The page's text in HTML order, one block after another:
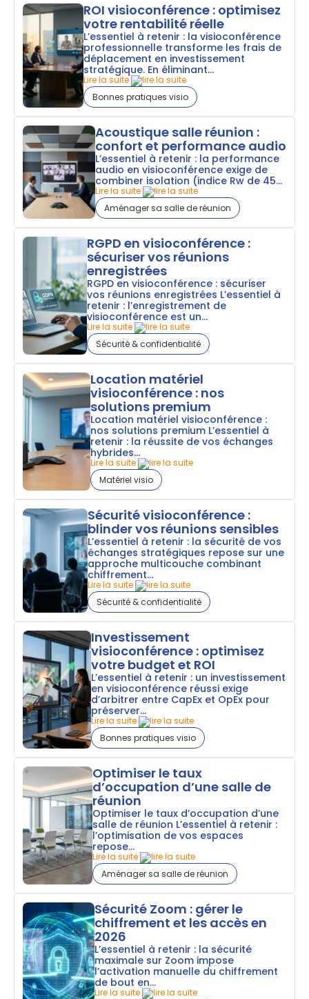
ROI visioconférence : optimisez
votre rentabilité réelle
L’essentiel à retenir : la visioconférence
professionnelle transforme les frais de
déplacement en investissement
stratégique. En éliminant...
Lire la suite
Bonnes pratiques visio
Acoustique salle réunion :
confort et performance audio
L’essentiel à retenir : la performance
audio en visioconférence exige de
combiner isolation (indice Rw de 45...
Lire la suite
Aménager sa salle de réunion
RGPD en visioconférence :
sécuriser vos réunions
enregistrées
RGPD en visioconférence : sécuriser
vos réunions enregistrées L’essentiel à
retenir : l’enregistrement de
visioconférence est un...
Lire la suite
Sécurité & confidentialité
Location matériel
visioconférence : nos
solutions premium
Location matériel visioconférence :
nos solutions premium L’essentiel à
retenir : la réussite de vos échanges
hybrides...
Lire la suite
Matériel visio
Sécurité visioconférence :
blinder vos réunions sensibles
L’essentiel à retenir : la sécurité de vos
échanges stratégiques repose sur une
approche multicouche combinant
chiffrement...
Lire la suite
Sécurité & confidentialité
Investissement
visioconférence : optimisez
votre budget et ROI
L’essentiel à retenir : un investissement
en visioconférence réussi exige
d’arbitrer entre CapEx et OpEx pour
préserver...
Lire la suite
Bonnes pratiques visio
Optimiser le taux
d’occupation d’une salle de
réunion
Optimiser le taux d’occupation d’une
salle de réunion L’essentiel à retenir :
l’optimisation de vos espaces
repose...
Lire la suite
Aménager sa salle de réunion
Sécurité Zoom : gérer le
chiffrement et les accès en
2026
L’essentiel à retenir : la sécurité
maximale sur Zoom impose
l’activation manuelle du chiffrement
de bout en...
Lire la suite